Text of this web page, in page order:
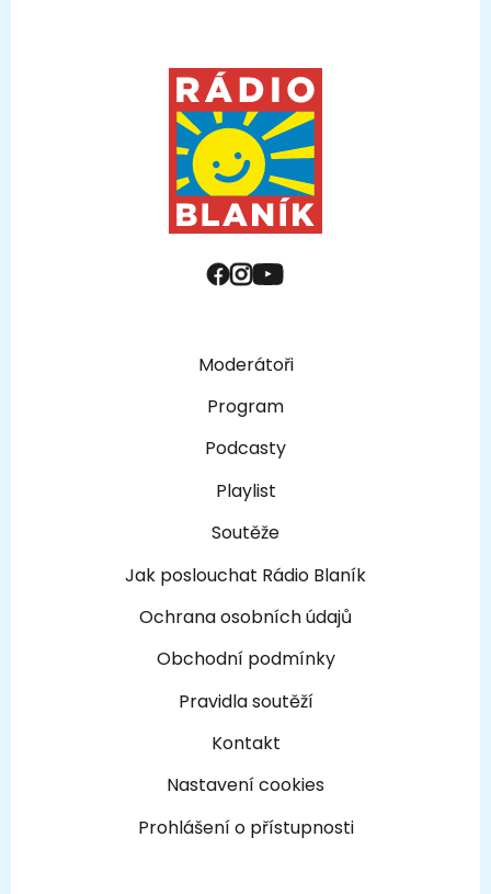
Moderátoři
Program
Podcasty
Playlist
Soutěže
Jak poslouchat Rádio Blaník
Ochrana osobních údajů
Obchodní podmínky
Pravidla soutěží
Kontakt
Nastavení cookies
Prohlášení o přístupnosti